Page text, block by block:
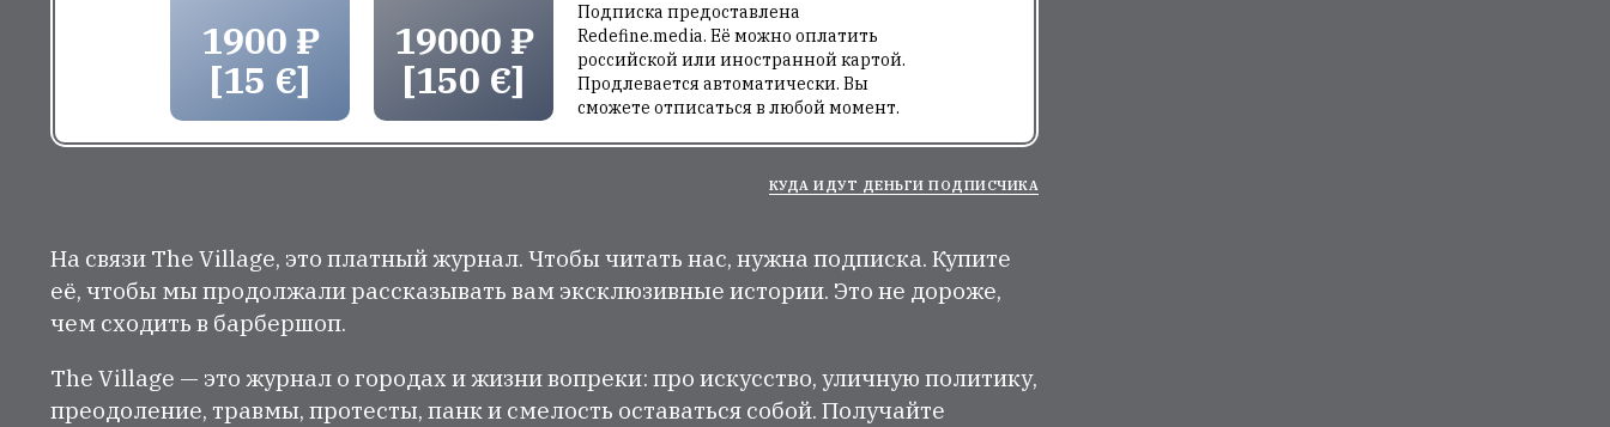
1900 ₽
[15 €]
19000 ₽
[150 €]
Подписка предоставлена
Redefine.media. Её можно оплатить
российской или иностранной картой.
Продлевается автоматически. Вы
сможете отписаться в любой момент.
КУДА ИДУТ ДЕНЬГИ ПОДПИСЧИКА
На связи The Village, это платный журнал. Чтобы читать нас, нужна подписка. Купите
её, чтобы мы продолжали рассказывать вам эксклюзивные истории. Это не дороже,
чем сходить в барбершоп.
The Village — это журнал о городах и жизни вопреки: про искусство, уличную политику,
преодоление, травмы, протесты, панк и смелость оставаться собой. Получайте